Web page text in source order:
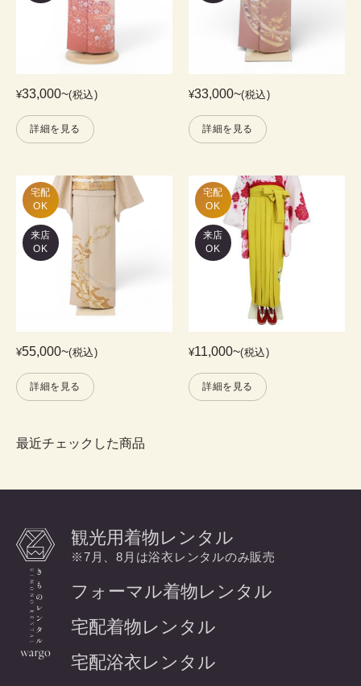
¥33,000~(税込)
詳細を見る
¥33,000~(税込)
詳細を見る
宅配
OK
来店
OK
¥55,000~(税込)
詳細を見る
宅配
OK
来店
OK
¥11,000~(税込)
詳細を見る
最近チェックした商品
観光用着物レンタル
※7月、8月は浴衣レンタルのみ販売
フォーマル着物レンタル
宅配着物レンタル
宅配浴衣レンタル